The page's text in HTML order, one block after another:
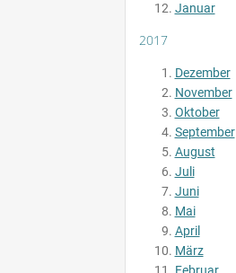
Januar
2017
Dezember
November
Oktober
September
August
Juli
Juni
Mai
April
März